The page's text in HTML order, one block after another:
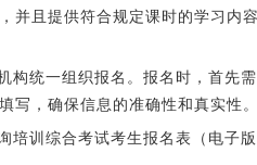
并且提供符合规定课时的学习内
构统一组织报名。报名时，首先
写，确保信息的准确性和真实性
培训综合考试考生报名表（电子